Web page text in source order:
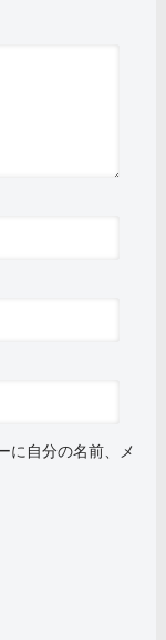
に自分の名前、メ